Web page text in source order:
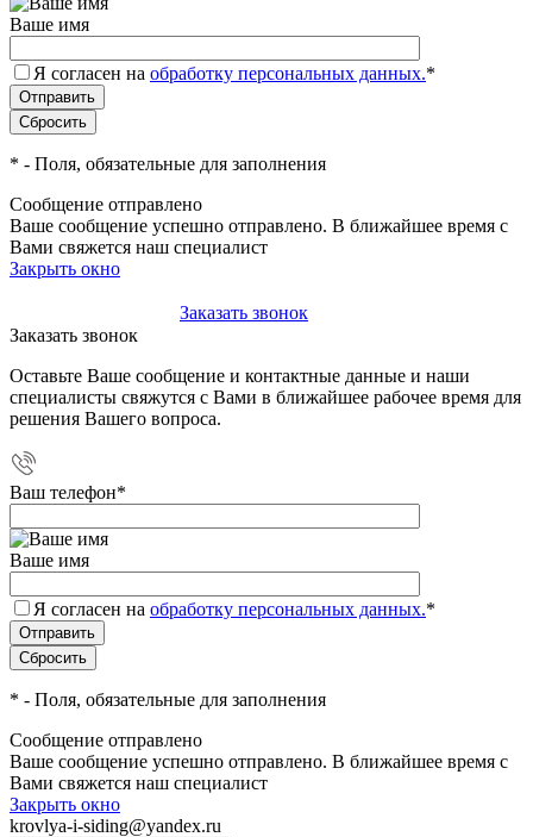
Ваше имя
Я согласен на обработку персональных данных.*
* - Поля, обязательные для заполнения
Сообщение отправлено
Ваше сообщение успешно отправлено. В ближайшее время с
Вами свяжется наш специалист
Закрыть окно
Заказать звонок
Заказать звонок
Оставьте Ваше сообщение и контактные данные и наши
специалисты свяжутся с Вами в ближайшее рабочее время для
решения Вашего вопроса.
Ваш телефон*
Ваше имя
Я согласен на обработку персональных данных.*
* - Поля, обязательные для заполнения
Сообщение отправлено
Ваше сообщение успешно отправлено. В ближайшее время с
Вами свяжется наш специалист
Закрыть окно
krovlya-i-siding@yandex.ru